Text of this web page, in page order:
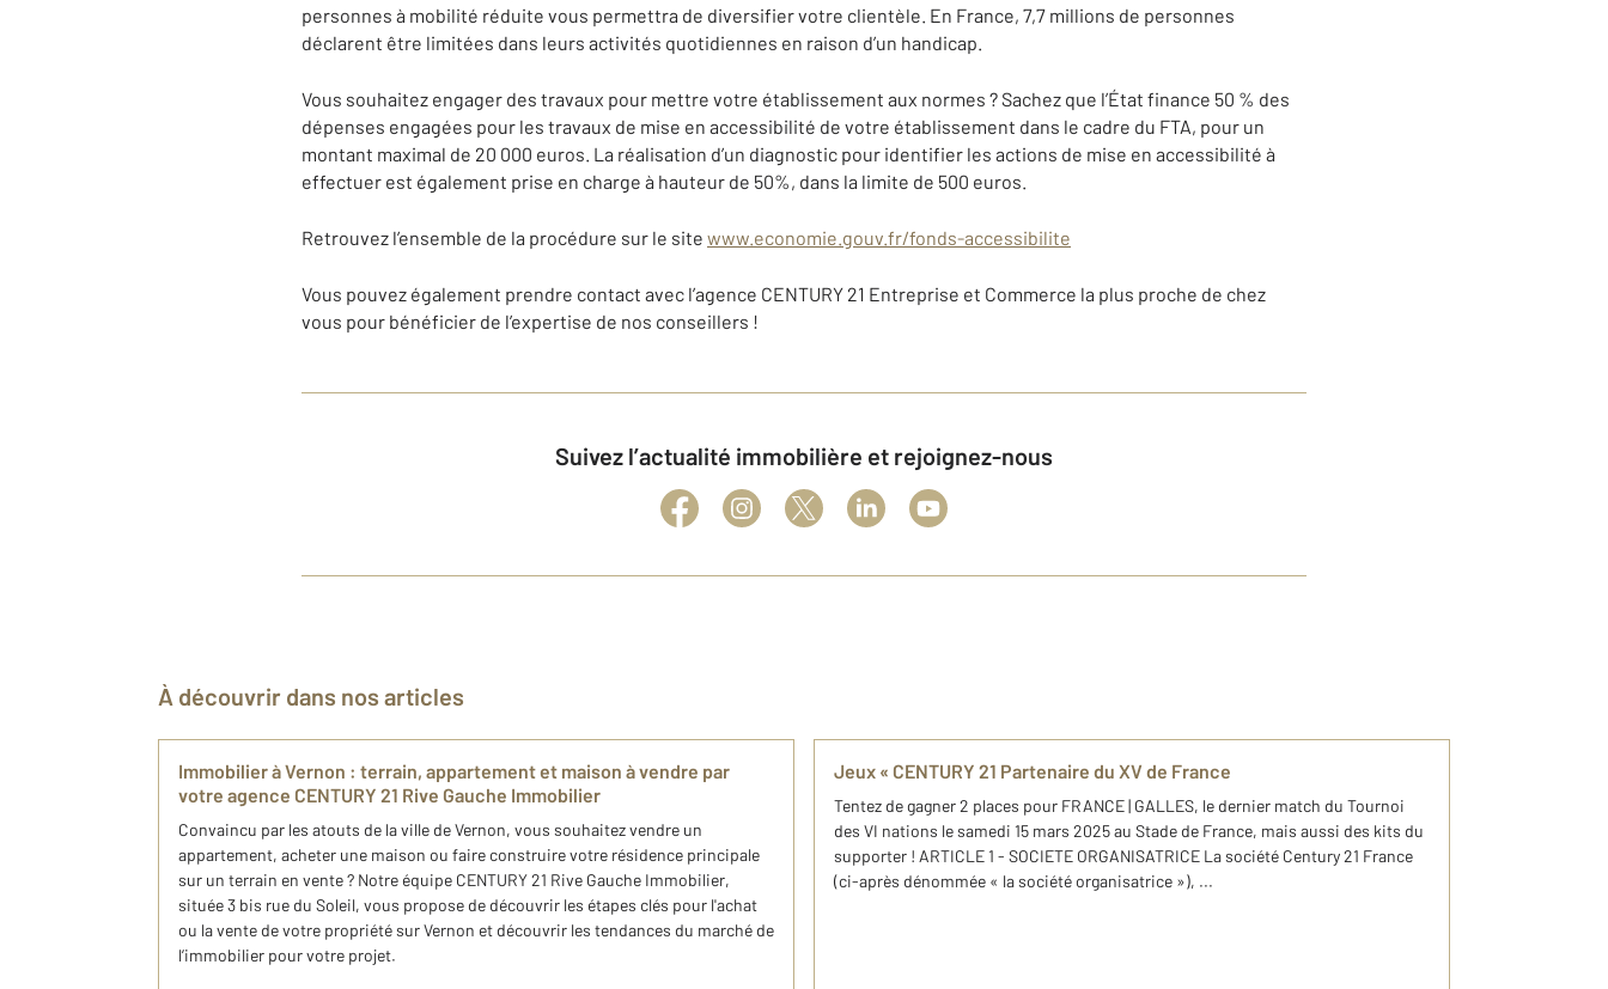
personnes à mobilité réduite vous permettra de diversifier votre clientèle. En France, 7,7 millions de personnes
déclarent être limitées dans leurs activités quotidiennes en raison d’un handicap.
Vous souhaitez engager des travaux pour mettre votre établissement aux normes ? Sachez que l’État finance 50 % des
dépenses engagées pour les travaux de mise en accessibilité de votre établissement dans le cadre du FTA, pour un
montant maximal de 20 000 euros. La réalisation d’un diagnostic pour identifier les actions de mise en accessibilité à
effectuer est également prise en charge à hauteur de 50%, dans la limite de 500 euros.
Retrouvez l’ensemble de la procédure sur le site www.economie.gouv.fr/fonds-accessibilite
Vous pouvez également prendre contact avec l’agence CENTURY 21 Entreprise et Commerce la plus proche de chez
vous pour bénéficier de l’expertise de nos conseillers !
Suivez l’actualité immobilière et rejoignez-nous
À découvrir dans nos articles
Immobilier à Vernon : terrain, appartement et maison à vendre par
votre agence CENTURY 21 Rive Gauche Immobilier
Convaincu par les atouts de la ville de Vernon, vous souhaitez vendre un
appartement, acheter une maison ou faire construire votre résidence principale
sur un terrain en vente ? Notre équipe CENTURY 21 Rive Gauche Immobilier,
située 3 bis rue du Soleil, vous propose de découvrir les étapes clés pour l'achat
ou la vente de votre propriété sur Vernon et découvrir les tendances du marché de
l’immobilier pour votre projet.
Jeux « CENTURY 21 Partenaire du XV de France
Tentez de gagner 2 places pour FRANCE | GALLES, le dernier match du Tournoi
des VI nations le samedi 15 mars 2025 au Stade de France, mais aussi des kits du
supporter ! ARTICLE 1 - SOCIETE ORGANISATRICE La société Century 21 France
(ci-après dénommée « la société organisatrice »), ...